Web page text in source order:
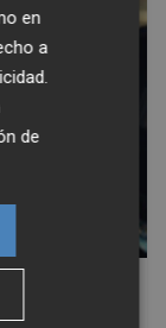
¿está el
en
a
de